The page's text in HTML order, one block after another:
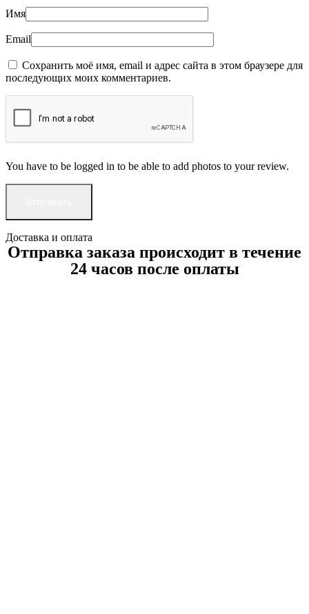
Имя
Email
Сохранить моё имя, email и адрес сайта в этом браузере для
последующих моих комментариев.
You have to be logged in to be able to add photos to your review.
Доставка и оплата
Отправка заказа происходит в течение
24 часов после оплаты